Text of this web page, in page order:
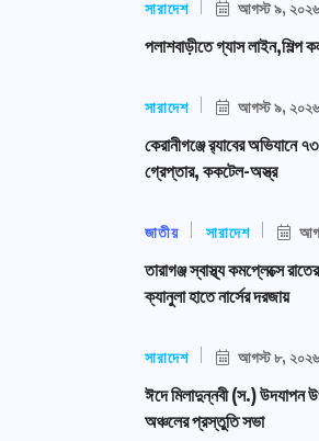
সারাদেশ আগস্ট ৯, ২০২৬
পলাশবাড়ীতে গ্যাস লাইন,শিল্প
সারাদেশ আগস্ট ৯, ২০২৬
কেরানীগঞ্জে র‍্যাবের অভিযানে
গ্রেপ্তার, ককটেল-অস্ত্র
জাতীয় সারাদেশ
তারাগঞ্জ স্বাস্থ্য কমপ্লেক্সে
ক্যানুলা হাতে নার্সের দরজায়
সারাদেশ আগস্ট ৮, ২০২৬
ঈদে মিলাদুন্নবী (স.) উদযাপন
অঞ্চলের প্রস্তুতি সভা